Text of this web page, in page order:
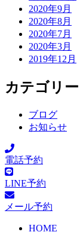
2020年9月
2020年8月
2020年7月
2020年3月
2019年12月
カテゴリー
ブログ
お知らせ
電話予約
LINE予約
メール予約
HOME